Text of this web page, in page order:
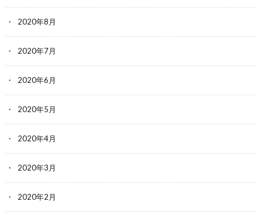
2020年8月
2020年7月
2020年6月
2020年5月
2020年4月
2020年3月
2020年2月